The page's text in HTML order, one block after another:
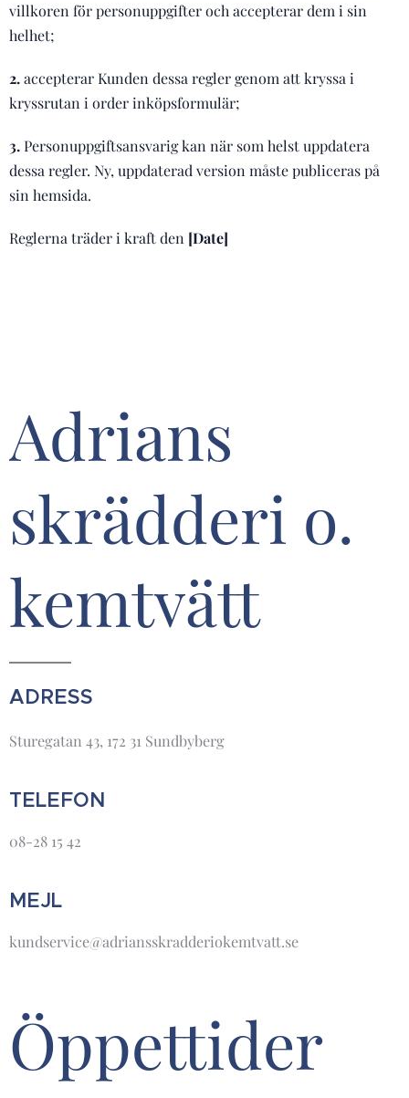
villkoren för personuppgifter och accepterar dem i sin
helhet;
2.accepterar Kunden dessa regler genom att kryssa i
kryssrutan i order inköpsformulär;
3.Personuppgiftsansvarig kan när som helst uppdatera
dessa regler. Ny, uppdaterad version måste publiceras på
sin hemsida.
Reglerna träder i kraft den [Date]
Adrians
skrädderi o.
kemtvätt
ADRESS
Sturegatan 43, 172 31 Sundbyberg
TELEFON
08-28 15 42
MEJL
kundservice@adriansskradderiokemtvatt.se
Öppettider